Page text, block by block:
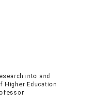
into and
Higher Education